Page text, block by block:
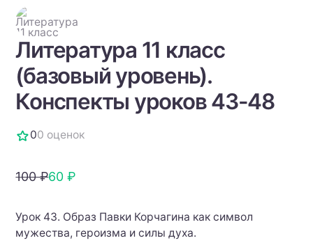
Литература 11 класс
(базовый уровень).
Конспекты уроков 43-48
00 оценок
100 ₽60 ₽
Урок 43. Образ Павки Корчагина как символ
мужества, героизма и силы духа.